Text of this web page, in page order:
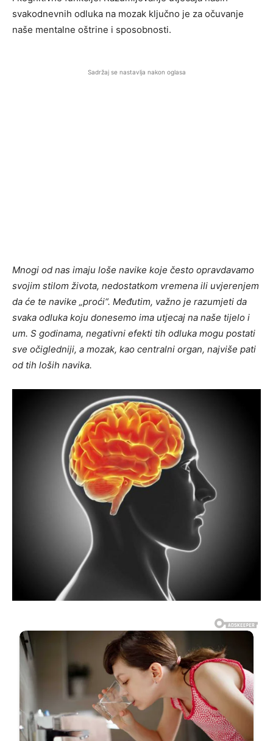
svakodnevnih odluka na mozak ključno je za očuvanje
naše mentalne oštrine i sposobnosti.
Sadržaj se nastavlja nakon oglasa
Mnogi od nas imaju loše navike koje često opravdavamo
svojim stilom života, nedostatkom vremena ili uvjerenjem
da će te navike „proći“. Međutim, važno je razumjeti da
svaka odluka koju donesemo ima utjecaj na naše tijelo i
um. S godinama, negativni efekti tih odluka mogu postati
sve očigledniji, a mozak, kao centralni organ, najviše pati
od tih loših navika.